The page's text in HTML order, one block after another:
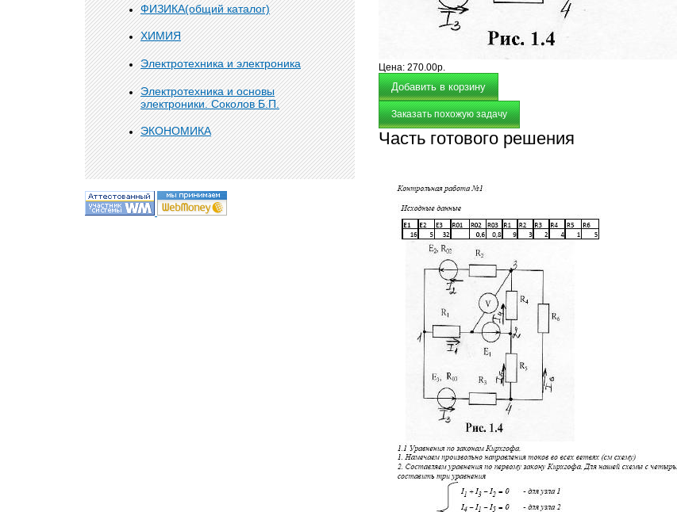
ФИЗИКА(общий каталог)
ХИМИЯ
Электротехника и электроника
Электротехника и основы
электроники. Соколов Б.П.
ЭКОНОМИКА
Цена: 270.00р.
Заказать похожую задачу
Часть готового решения